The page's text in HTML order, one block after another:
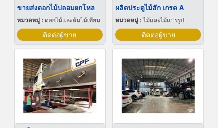
ขายส่งดอกไม้ปลอมยกโหล
หมวดหมู่ : ดอกไม้และต้นไม้เทียม
ติดต่อผู้ขาย
ผลิตประตูไม้สัก เกรด A
หมวดหมู่ :ไม้และไม้แปรรูป
ติดต่อผู้ขาย